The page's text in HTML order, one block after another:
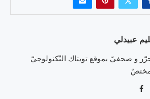
عبيدلي
و صحفيّ بموقع تويتاك التّكنولوجيّ